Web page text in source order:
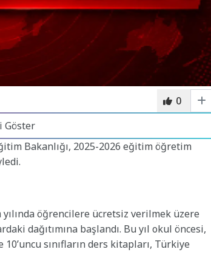
0
Göster
Bakanlığı, 2025-2026 eğitim öğretim
öğrencilere ücretsiz verilmek üzere
dağıtımına başlandı. Bu yıl okul öncesi,
sınıfların ders kitapları, Türkiye